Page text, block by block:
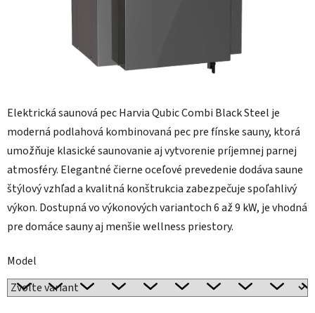
Elektrická saunová pec Harvia Qubic Combi Black Steel je
moderná podlahová kombinovaná pec pre fínske sauny, ktorá
umožňuje klasické saunovanie aj vytvorenie príjemnej parnej
atmosféry. Elegantné čierne oceľové prevedenie dodáva saune
štýlový vzhľad a kvalitná konštrukcia zabezpečuje spoľahlivý
výkon. Dostupná vo výkonových variantoch 6 až 9 kW, je vhodná
pre domáce sauny aj menšie wellness priestory.
Model